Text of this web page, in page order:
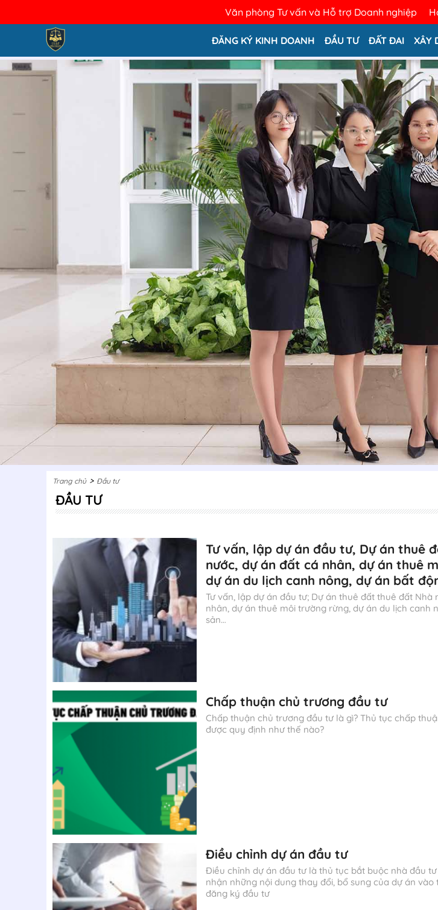
Văn phòng Tư vấn và Hỗ trợ Doanh nghiệp
ĐĂNG KÝ KINH DOANH ĐẦU TƯ ĐẤT ĐAI XÂY
Trang chủ > Đầu tư
ĐẦU TƯ
Tư vấn, lập dự án đầu tư, Dự án thuê
nước, dự án đất cá nhân, dự án thuê
dự án du lịch canh nông, dự án bất
Tư vấn, lập dự án đầu tư; Dự án thuê đất thuê đất Nhà
nhân, dự án thuê môi trường rừng, dự án du lịch canh
sản…
Chấp thuận chủ trương đầu tư
Chấp thuận chủ trương đầu tư là gì? Thủ tục chấp
được quy định như thế nào?
Điều chỉnh dự án đầu tư
Điều chỉnh dự án đầu tư là thủ tục bắt buộc nhà đầu
nhận những nội dung thay đổi, bổ sung của dự án vào
đăng ký đầu tư